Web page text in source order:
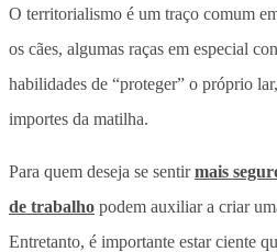
O territorialismo é um traço comum
os cães, algumas raças em especial
habilidades de “proteger” o próprio
importes da matilha.
Para quem deseja se sentirmais
de trabalho podem auxiliar a criar
Entretanto, é importante estar ciente